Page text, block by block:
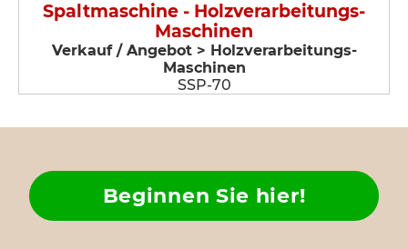
Spaltmaschine - Holzverarbeitungs-
Maschinen
Verkauf / Angebot > Holzverarbeitungs-
Maschinen
SSP-70
Beginnen Sie hier!